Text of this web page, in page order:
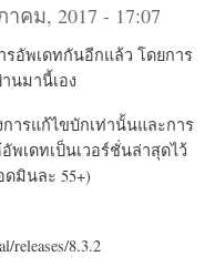
คม, 2017 - 17:07
อัพเดทกันอีกแล้ว โดยการ
นมานี้เอง
ารแก้ไขบักเท่านั้นและการ
เดทเป็นเวอร์ชั่นล่าสุดไว้
มินละ 55+)
releases/8.3.2